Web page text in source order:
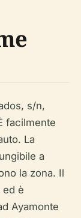
s/n,
facilmente
La
a
la zona. Il
ed è
Ayamonte